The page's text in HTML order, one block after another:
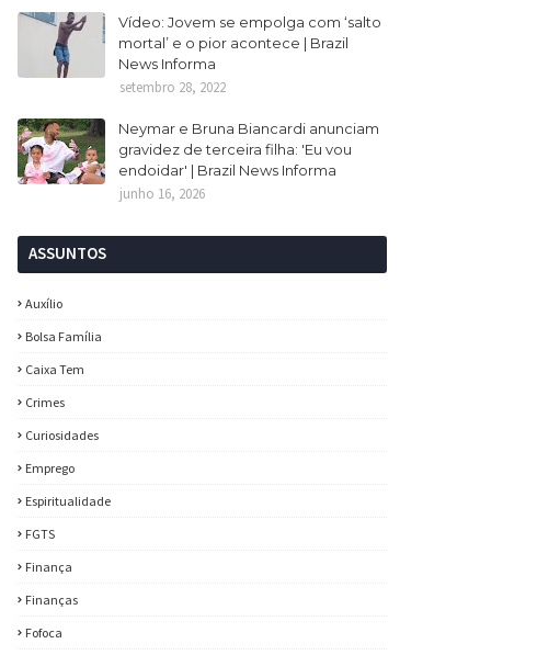
Vídeo: Jovem se empolga com ‘salto
mortal’ e o pior acontece | Brazil
News Informa
setembro 28, 2022
Neymar e Bruna Biancardi anunciam
gravidez de terceira filha: 'Eu vou
endoidar' | Brazil News Informa
junho 16, 2026
ASSUNTOS
Auxílio
Bolsa Família
Caixa Tem
Crimes
Curiosidades
Emprego
Espiritualidade
FGTS
Finança
Finanças
Fofoca